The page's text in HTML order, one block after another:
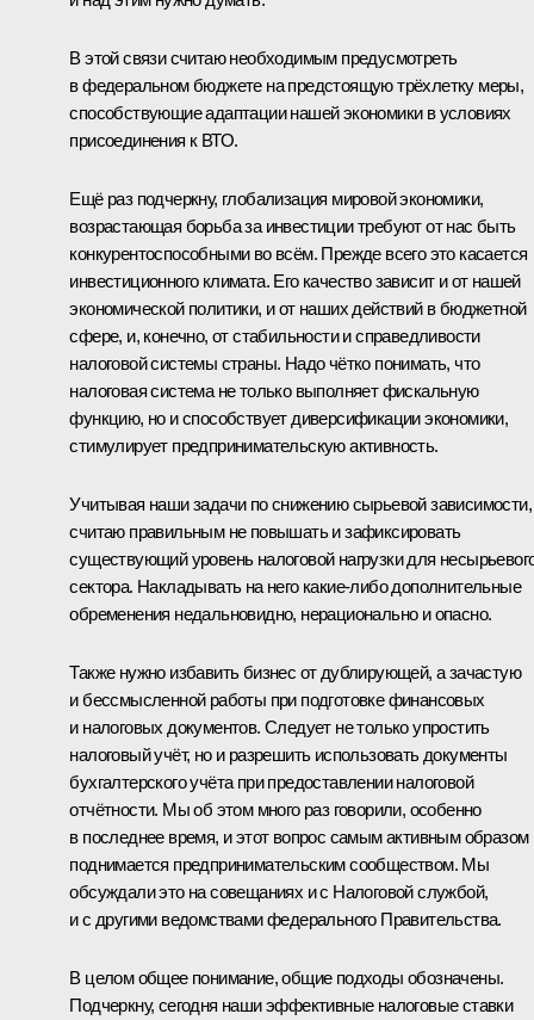
В этой связи считаю необходимым предусмотреть
в федеральном бюджете на предстоящую трёхлетку меры,
способствующие адаптации нашей экономики в условиях
присоединения к ВТО.
Ещё раз подчеркну, глобализация мировой экономики,
возрастающая борьба за инвестиции требуют от нас быть
конкурентоспособными во всём. Прежде всего это касается
инвестиционного климата. Его качество зависит и от нашей
экономической политики, и от наших действий в бюджетной
сфере, и, конечно, от стабильности и справедливости
налоговой системы страны. Надо чётко понимать, что
налоговая система не только выполняет фискальную
функцию, но и способствует диверсификации экономики,
стимулирует предпринимательскую активность.
Учитывая наши задачи по снижению сырьевой зависимости,
считаю правильным не повышать и зафиксировать
существующий уровень налоговой нагрузки для
сектора. Накладывать на него какие‑либо дополнительные
обременения недальновидно, нерационально и опасно.
Также нужно избавить бизнес от дублирующей, а зачастую
и бессмысленной работы при подготовке финансовых
и налоговых документов. Следует не только упростить
налоговый учёт, но и разрешить использовать документы
бухгалтерского учёта при предоставлении налоговой
отчётности. Мы об этом много раз говорили, особенно
в последнее время, и этот вопрос самым активным образом
поднимается предпринимательским сообществом. Мы
обсуждали это на совещаниях и с Налоговой службой,
и с другими ведомствами федерального Правительства.
В целом общее понимание, общие подходы обозначены.
Подчеркну, сегодня наши эффективные налоговые ставки